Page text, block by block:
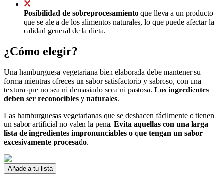
Posibilidad de sobreprocesamiento que lleva a un producto
que se aleja de los alimentos naturales, lo que puede afectar la
calidad general de la dieta.
¿Cómo elegir?
Una hamburguesa vegetariana bien elaborada debe mantener su
forma mientras ofreces un sabor satisfactorio y sabroso, con una
textura que no sea ni demasiado seca ni pastosa. Los ingredientes
deben ser reconocibles y naturales.
Las hamburguesas vegetarianas que se deshacen fácilmente o tienen
un sabor artificial no valen la pena. Evita aquellas con una larga
lista de ingredientes impronunciables o que tengan un sabor
excesivamente procesado.
Añade a tu lista